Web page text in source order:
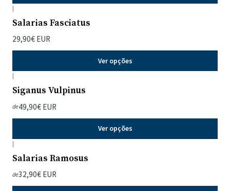
|
Salarias Fasciatus
29,90€ EUR
Ver opções
|
Siganus Vulpinus
de49,90€ EUR
Ver opções
|
Salarias Ramosus
de32,90€ EUR